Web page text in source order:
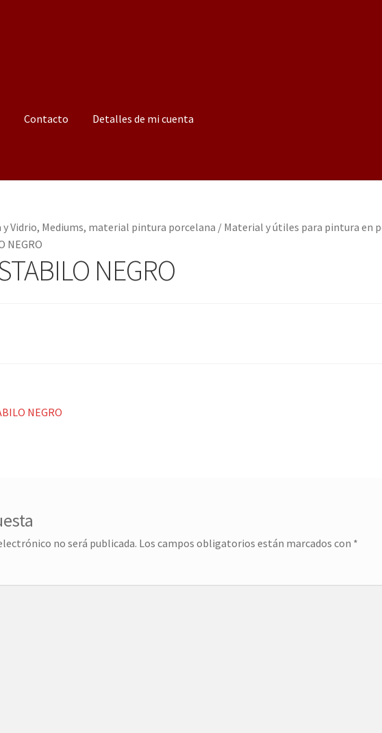
Contacto Detalles de mi cuenta
Vidrio, Mediums, material pintura porcelana / Material y útiles para pintura en
NEGRO
NEGRO
NEGRO
no será publicada. Los campos obligatorios están marcados con *